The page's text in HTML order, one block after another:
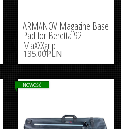
ARMANOV Magazine Base
Pad for Beretta 92
MaXXXgrip
135.00PLN
NOWOŚĆ